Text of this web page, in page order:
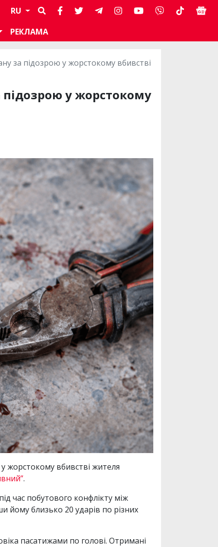
RU
РЕКЛАМА
за підозрою у жорстокому вбивстві
у жорстокому
жорстокому вбивстві жителя
.
час побутового конфлікту між
йому близько 20 ударів по різних
пасатижами по голові. Отримані